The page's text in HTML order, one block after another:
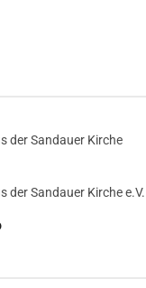
der Sandauer Kirche
der Sandauer Kirche e.V.